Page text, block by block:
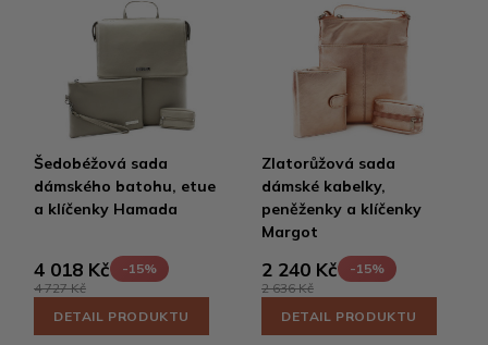
Šedobéžová sada
dámského batohu, etue
a klíčenky Hamada
4 018 Kč
-15%
4 727 Kč
DETAIL PRODUKTU
Zlatorůžová sada
dámské kabelky,
peněženky a klíčenky
Margot
2 240 Kč
-15%
2 636 Kč
DETAIL PRODUKTU